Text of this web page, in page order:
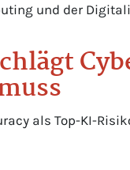
und der
als Top-KI-